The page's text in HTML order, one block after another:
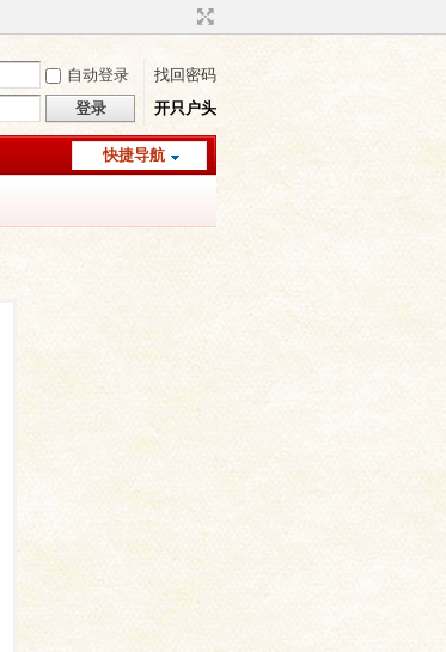
自动登录
找回密码
登录 开只户头
快捷导航